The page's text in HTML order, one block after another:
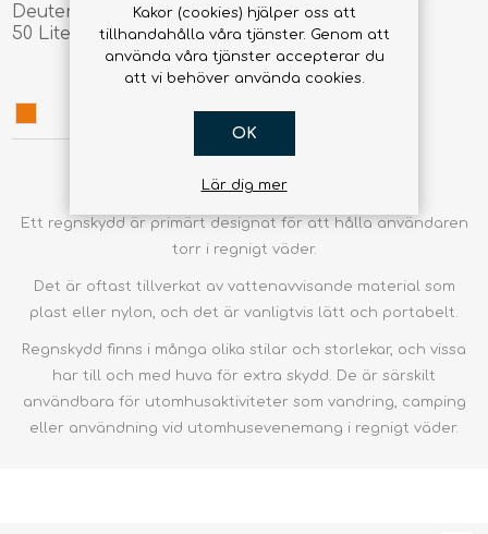
Deuter Raincover II 30-
50 Liter
369,00 kr
Ett regnskydd är primärt designat för att hålla användaren
torr i regnigt väder.
Det är oftast tillverkat av vattenavvisande material som
plast eller nylon, och det är vanligtvis lätt och portabelt.
Regnskydd finns i många olika stilar och storlekar, och vissa
har till och med huva för extra skydd. De är särskilt
användbara för utomhusaktiviteter som vandring, camping
eller användning vid utomhusevenemang i regnigt väder.
Kakor (cookies) hjälper oss att
tillhandahålla våra tjänster. Genom att
använda våra tjänster accepterar du
att vi behöver använda cookies.
OK
Lär dig mer